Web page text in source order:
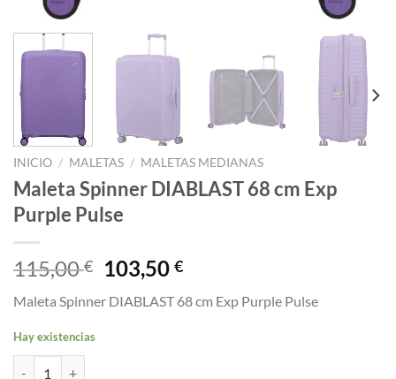
INICIO / MALETAS / MALETAS MEDIANAS
Maleta Spinner DIABLAST 68 cm Exp
Purple Pulse
115,00€
El
precio
original
103,50€El
actual
Maleta Spinner DIABLAST 68 cm Exp Purple Pulse
Hay existencias